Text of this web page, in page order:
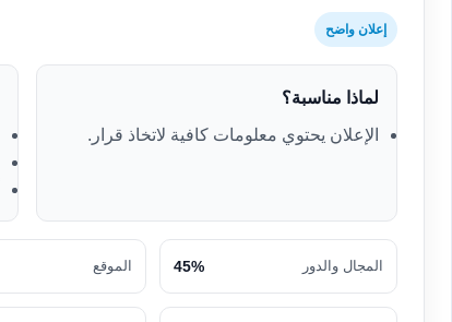
إعلان واضح
لماذا مناسبة؟
الإعلان يحتوي معلومات كافية لاتخاذ قرار.
المجال والدور 45% الموقع